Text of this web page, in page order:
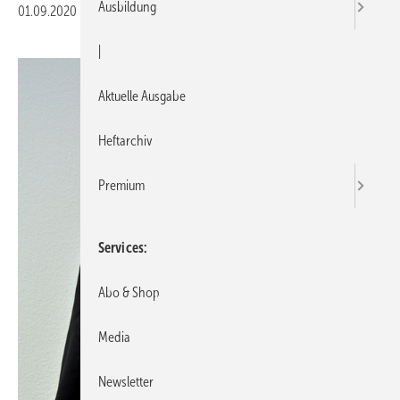
01.09.2020 Druckvorschau
Ausbildung
Aktuelle Ausgabe
Heftarchiv
Premium
Services
Abo & Shop
Media
Newsletter